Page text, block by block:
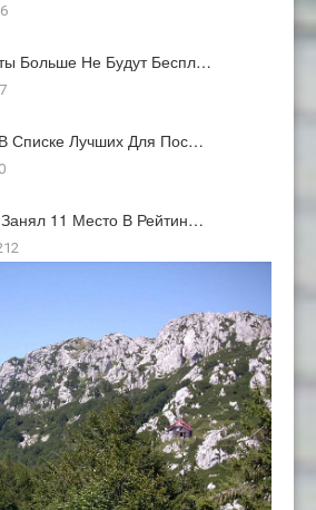
Больше Не Будут Беспл…
Списке Лучших Для Пос…
11 Место В Рейтин…